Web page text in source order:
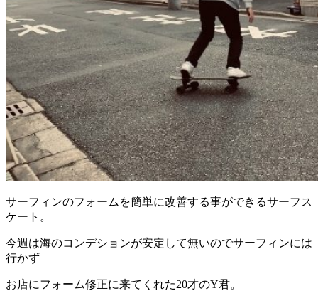
サーフィンのフォームを簡単に改善する事ができるサーフス
ケート。
今週は海のコンデションが安定して無いのでサーフィンには
行かず
お店にフォーム修正に来てくれた20才のY君。